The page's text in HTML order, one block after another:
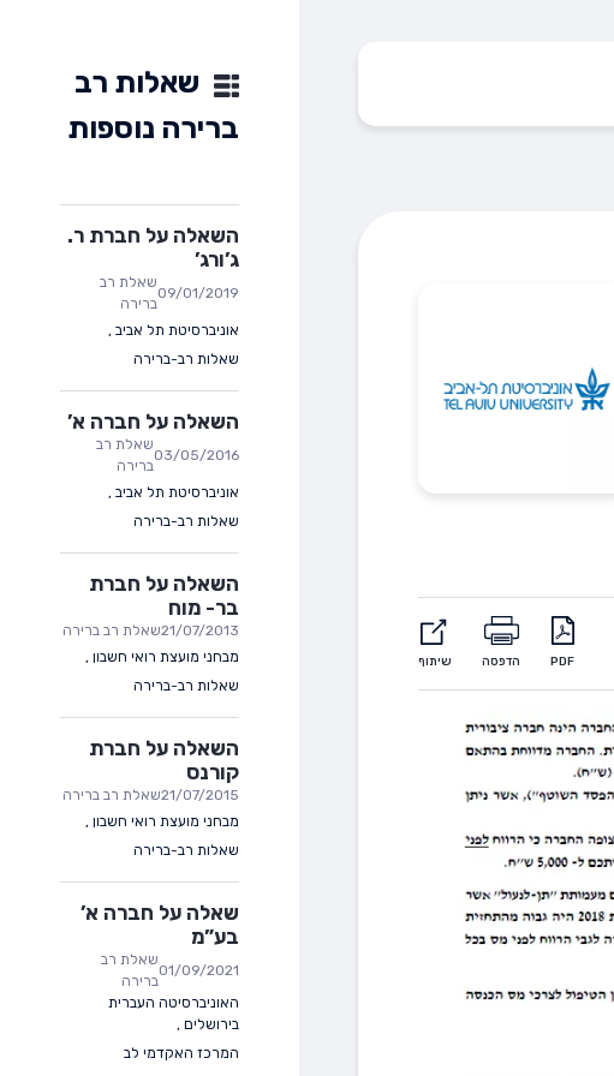
PDF הדפסה שיתוף
שאלות רב
ברירה נוספות
השאלה על חברת ר.
ג’ורג’
09/01/2019
שאלת רב
ברירה
אוניברסיטת תל אביב ,
שאלות רב-ברירה
השאלה על חברה א’
03/05/2016
שאלת רב
ברירה
אוניברסיטת תל אביב ,
שאלות רב-ברירה
השאלה על חברת
בר- מוח
21/07/2013שאלת רב ברירה
מבחני מועצת רואי חשבון ,
שאלות רב-ברירה
השאלה על חברת
קורנס
21/07/2015שאלת רב ברירה
מבחני מועצת רואי חשבון ,
שאלות רב-ברירה
שאלה על חברה א’
בע”מ
01/09/2021
שאלת רב
ברירה
האוניברסיטה העברית
בירושלים ,
המרכז האקדמי לב